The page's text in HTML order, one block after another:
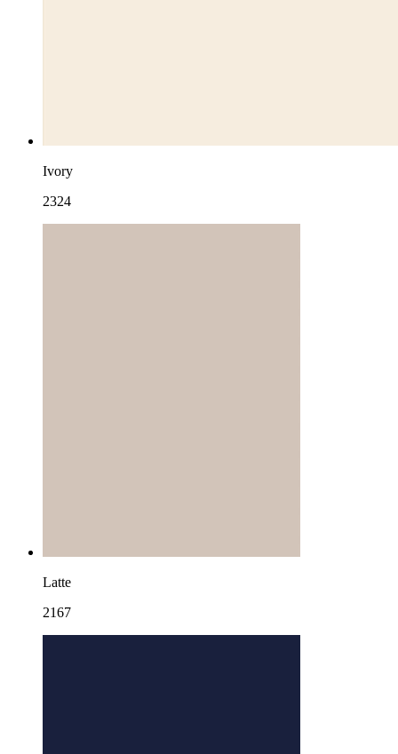
Ivory
2324
Latte
2167